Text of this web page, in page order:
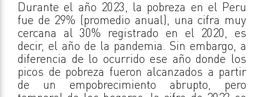
Durante el año 2023, la pobreza en el Peru
fue de 29% (promedio anual), una cifra muy
cercana al 30% registrado en el 2020, es
decir, el año de la pandemia. Sin embargo, a
diferencia de lo ocurrido ese año donde los
picos de pobreza fueron alcanzados a partir
de un empobrecimiento abrupto, pero